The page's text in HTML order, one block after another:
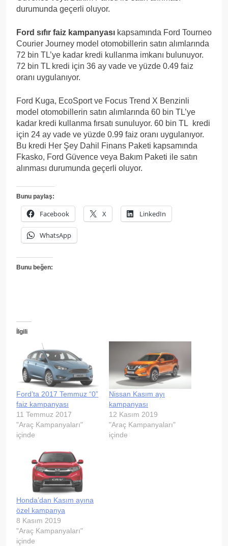
durumunda geçerli oluyor.
Ford sıfır faiz kampanyası kapsamında Ford Tourneo
Courier Journey model otomobillerin satın alımlarında
72 bin TL’ye kadar kredi kullanma imkanı bulunuyor.
72 bin TL kredi için 36 ay vade ve yüzde 0.49 faiz
oranı uygulanıyor.
Ford Kuga, EcoSport ve Focus Trend X Benzinli
model otomobillerin satın alımlarında 60 bin TL’ye
kadar kredi kullanma fırsatı sunuluyor. 60 bin TL kredi
için 24 ay vade ve yüzde 0.99 faiz oranı uygulanıyor.
Bu kredi Her Şey Dahil Finans Paketi kapsamında
Fkasko, Ford Güvence veya Bakım Paketi ile satın
alınması durumunda geçerli oluyor.
Bunu paylaş:
Facebook X LinkedIn
WhatsApp
Bunu beğen:
İlgili
Ford’ta 2017 Temmuz “0”
faiz kampanyası
11 Temmuz 2017
"Araç Kampanyaları"
içinde
Nissan Kasım ayı
kampanyası
12 Kasım 2019
"Araç Kampanyaları"
içinde
Honda’dan Kasım ayına
özel kampanya
8 Kasım 2019
"Araç Kampanyaları"
içinde